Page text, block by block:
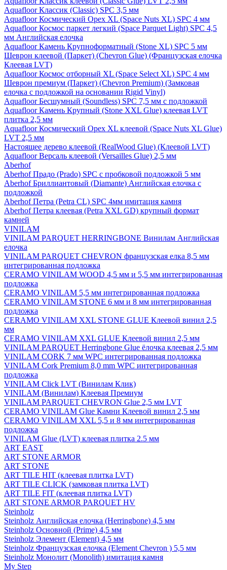
Aquafloor Классик (Classic) SPC 3,5 мм
Aquafloor Космический Орех XL (Space Nuts XL) SPC 4 мм
Aquafloor Космос паркет легкий (Space Parquet Light) SPC 4,5
мм Английская елочка
Aquafloor Камень Крупноформатный (Stone XL) SPC 5 мм
Шеврон клеевой (Паркет) (Chevron Glue) (Французская елочка
Клеевая LVT)
Aquafloor Космос отборный XL (Space Select XL) SPC 4 мм
Шеврон премиум (Паркет) (Chevron Premium) (Замковая
елочка с подложкой на основании Rigid Vinyl)
Aquafloor Бесшумный (Soundless) SPC 7,5 мм с подложкой
Aquafloor Камень Крупный (Stone XXL Glue) клеевая LVT
плитка 2,5 мм
Aquafloor Космический Орех XL клеевой (Space Nuts XL Glue)
LVT 2,5 мм
Настоящее дерево клеевой (RealWood Glue) (Клеевой LVT)
Aquafloor Версаль клеевой (Versailles Glue) 2,5 мм
Aberhof
Aberhof Прадо (Prado) SPC с пробковой подложкой 5 мм
Aberhof Бриллиантовый (Diamante) Английская елочка с
подложкой
Aberhof Петра (Petra CL) SPC 4мм имитация камня
Aberhof Петра клеевая (Petra XXL GD) крупный формат
камней
VINILAM
VINILAM PARQUET HERRINGBONE Винилам Английская
елочка
VINILAM PARQUET CHEVRON французская елка 8,5 мм
интегрированная подложка
CERAMO VINILAM WOOD 4,5 мм и 5,5 мм интегрированная
подложка
CERAMO VINILAM 5,5 мм интегрированная подложка
CERAMO VINILAM STONE 6 мм и 8 мм интегрированная
подложка
CERAMO VINILAM XXL STONE GLUE Клеевой винил 2,5
мм
CERAMO VINILAM XXL GLUE Клеевой винил 2,5 мм
VINILAM PARQUET Herringbone Glue ёлочка клеевая 2,5 мм
VINILAM CORK 7 мм WPC интегрированная подложка
VINILAM Cork Premium 8,0 mm WPC интегрированная
подложка
VINILAM Click LVT (Винилам Клик)
VINILAM (Винилам) Клеевая Премиум
VINILAM PARQUET CHEVRON Glue 2,5 мм LVT
CERAMO VINILAM Glue Камни Клеевой винил 2,5 мм
CERAMO VINILAM XXL 5,5 и 8 мм интегрированная
подложка
VINILAM Glue (LVT) клеевая плитка 2.5 мм
ART EAST
ART STONE ARMOR
ART STONE
ART TILE HIT (клеевая плитка LVT)
ART TILE CLICK (замковая плитка LVT)
ART TILE FIT (клеевая плитка LVT)
ART STONE ARMOR PARQUET HV
Steinholz
Steinholz Английская елочка (Herringbone) 4,5 мм
Steinholz Основной (Prime) 4,5 мм
Steinholz Элемент (Element) 4,5 мм
Steinholz Французская елочка (Element Chevron ) 5,5 мм
Steinholz Монолит (Monolith) имитация камня
My Step